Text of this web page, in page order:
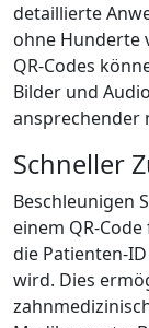
detaillierte
ohne Hunderte
QR-Codes
Bilder und
ansprechender
Schneller
Beschleunigen
einem QR-
die Patienten-
wird. Dies